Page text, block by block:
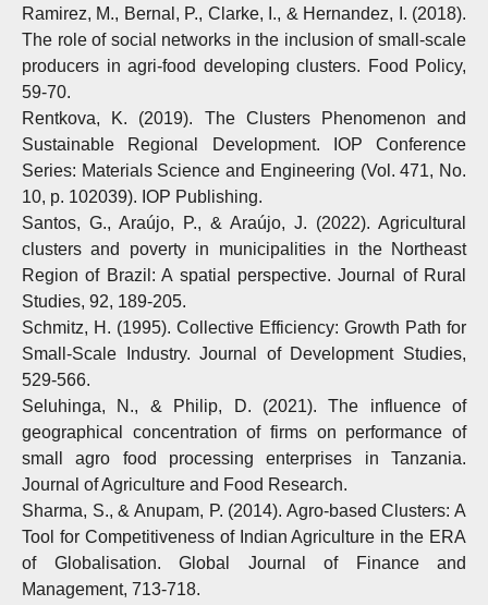
Ramirez, M., Bernal, P., Clarke, I., & Hernandez, I. (2018).
The role of social networks in the inclusion of small-scale
producers in agri-food developing clusters. Food Policy,
59-70.
Rentkova, K. (2019). The Clusters Phenomenon and
Sustainable Regional Development. IOP Conference
Series: Materials Science and Engineering (Vol. 471, No.
10, p. 102039). IOP Publishing.
Santos, G., Araújo, P., & Araújo, J. (2022). Agricultural
clusters and poverty in municipalities in the Northeast
Region of Brazil: A spatial perspective. Journal of Rural
Studies, 92, 189-205.
Schmitz, H. (1995). Collective Efficiency: Growth Path for
Small-Scale Industry. Journal of Development Studies,
529-566.
Seluhinga, N., & Philip, D. (2021). The influence of
geographical concentration of firms on performance of
small agro food processing enterprises in Tanzania.
Journal of Agriculture and Food Research.
Sharma, S., & Anupam, P. (2014). Agro-based Clusters: A
Tool for Competitiveness of Indian Agriculture in the ERA
of Globalisation. Global Journal of Finance and
Management, 713-718.